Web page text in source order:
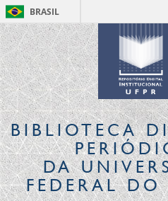
BRASIL
BIBLIOTECA
DA
FEDERAL